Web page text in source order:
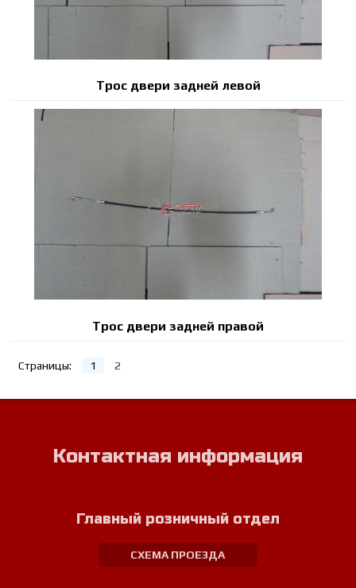
Трос двери задней левой
Трос двери задней правой
Страницы: 1 2
Контактная информация
Главный розничный отдел
СХЕМА ПРОЕЗДА